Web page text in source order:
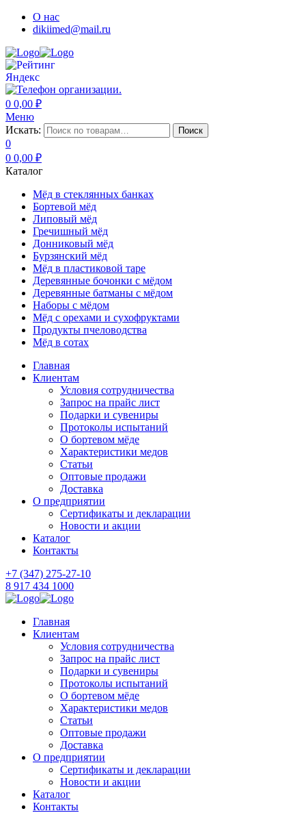
О нас
dikiimed@mail.ru
0 0,00 ₽
Меню
Искать:
Поиск
0
0 0,00 ₽
Каталог
Мёд в стеклянных банках
Бортевой мёд
Липовый мёд
Гречишный мёд
Донниковый мёд
Бурзянский мёд
Мёд в пластиковой таре
Деревянные бочонки с мёдом
Деревянные батманы с мёдом
Наборы с мёдом
Мёд с орехами и сухофруктами
Продукты пчеловодства
Мёд в сотах
Главная
Клиентам
Условия сотрудничества
Запрос на прайс лист
Подарки и сувениры
Протоколы испытаний
О бортевом мёде
Характеристики медов
Статьи
Оптовые продажи
Доставка
О предприятии
Сертификаты и декларации
Новости и акции
Каталог
Контакты
+7 (347) 275-27-10
8 917 434 1000
Главная
Клиентам
Условия сотрудничества
Запрос на прайс лист
Подарки и сувениры
Протоколы испытаний
О бортевом мёде
Характеристики медов
Статьи
Оптовые продажи
Доставка
О предприятии
Сертификаты и декларации
Новости и акции
Каталог
Контакты